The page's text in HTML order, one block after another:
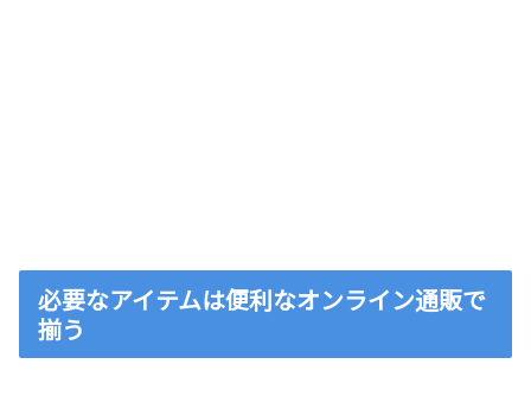
必要なアイテムは便利なオンライン通販で
揃う